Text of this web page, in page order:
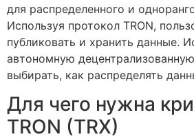
для распределенного и
Используя протокол TRON,
публиковать и хранить данные.
автономную
выбирать, как распределять
Для чего нужна
TRON (TRX)